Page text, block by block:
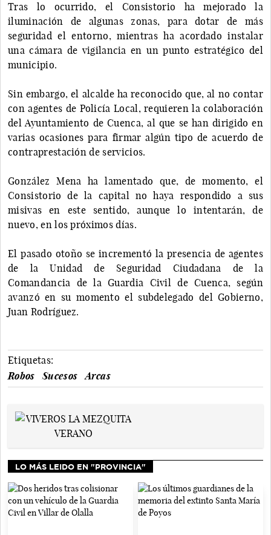
Tras lo ocurrido, el Consistorio ha mejorado la
iluminación de algunas zonas, para dotar de más
seguridad el entorno, mientras ha acordado instalar
una cámara de vigilancia en un punto estratégico del
municipio.
Sin embargo, el alcalde ha reconocido que, al no contar
con agentes de Policía Local, requieren la colaboración
del Ayuntamiento de Cuenca, al que se han dirigido en
varias ocasiones para firmar algún tipo de acuerdo de
contraprestación de servicios.
González Mena ha lamentado que, de momento, el
Consistorio de la capital no haya respondido a sus
misivas en este sentido, aunque lo intentarán, de
nuevo, en los próximos días.
El pasado otoño se incrementó la presencia de agentes
de la Unidad de Seguridad Ciudadana de la
Comandancia de la Guardia Civil de Cuenca, según
avanzó en su momento el subdelegado del Gobierno,
Juan Rodríguez.
Etiquetas:
Robos
Sucesos Arcas
LO MÁS LEIDO EN "PROVINCIA"